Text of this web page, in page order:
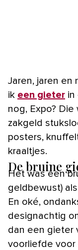
Jaren, jaren en nog meer jaren geleden kocht
ik een gieter in
nog, Expo?
zakgeld
posters,
kraaltjes.
De bruine
Het was een
geldbewust)
En oké,
designachtig
dan een gieter
voorliefde voor